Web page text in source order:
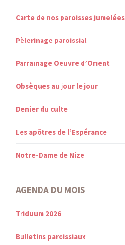
Carte de nos paroisses jumelées
Pèlerinage paroissial
Parrainage Oeuvre d’Orient
Obsèques au jour le jour
Denier du culte
Les apôtres de l’Espérance
Notre-Dame de Nize
AGENDA DU MOIS
Triduum 2026
Bulletins paroissiaux